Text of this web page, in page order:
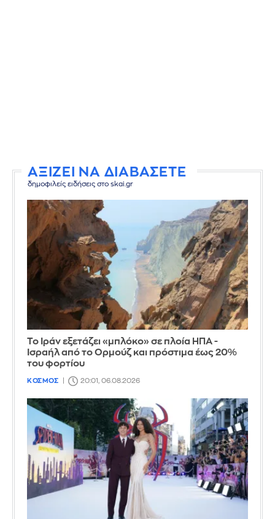
ΑΞΙΖΕΙ ΝΑ ΔΙΑΒΑΣΕΤΕ
δημοφιλείς ειδήσεις στο skai.gr
Το Ιράν εξετάζει «μπλόκο» σε πλοία ΗΠΑ -
Ισραήλ από το Ορμούζ και πρόστιμα έως 20%
του φορτίου
ΚΟΣΜΟΣ 20:01, 06.08.2026